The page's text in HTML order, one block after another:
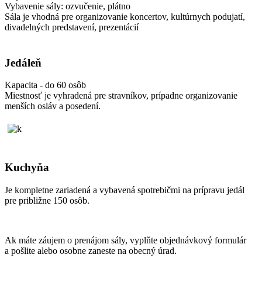
Vybavenie sály: ozvučenie, plátno
Sála je vhodná pre organizovanie koncertov, kultúrnych podujatí,
divadelných predstavení, prezentácií
Jedáleň
Kapacita - do 60 osôb
Miestnosť je vyhradená pre stravníkov, prípadne organizovanie
menších osláv a posedení.
Kuchyňa
Je kompletne zariadená a vybavená spotrebičmi na prípravu jedál
pre približne 150 osôb.
Ak máte záujem o prenájom sály, vyplňte objednávkový formulár
a pošlite alebo osobne zaneste na obecný úrad.